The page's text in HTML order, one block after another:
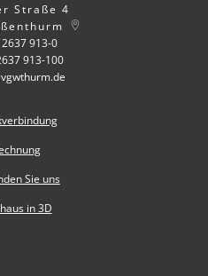
Straße 4
913-0
913-100
Sie uns
in 3D